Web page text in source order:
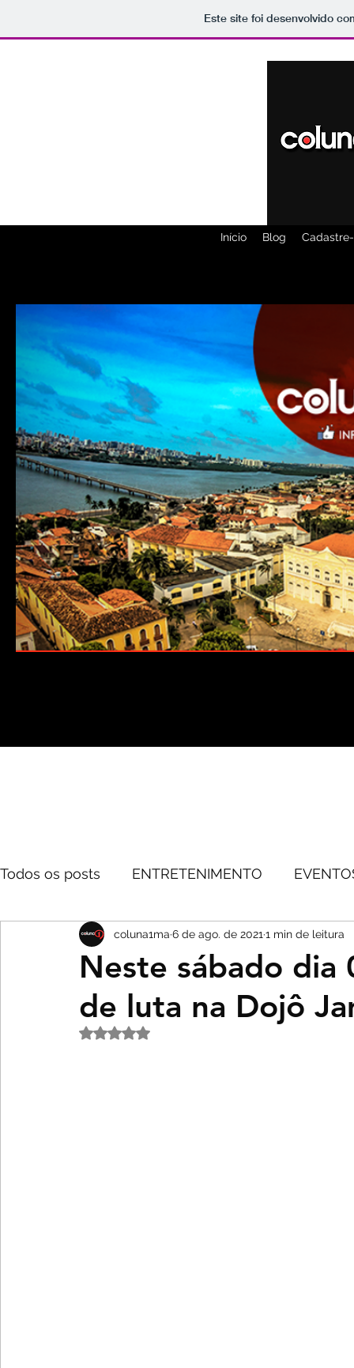
Este site foi desenvolvido
Início Blog
Todos os posts ENTRETENIMENTO
CURSOS TURISMO CULTURA
SOLIDARIEDADE BELEZA MODA
Neste sábado dia
de luta na Dojô
coluna1ma 6 de ago. de 2021 1 min de leitura
Avaliado com NaN de 5 estrelas.